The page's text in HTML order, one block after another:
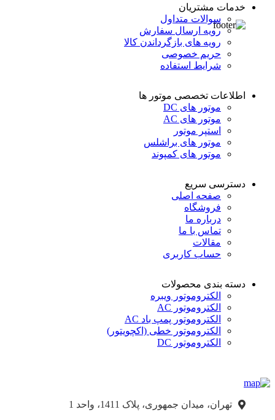
خدمات مشتریان
سوالات متداول
رویه ارسال سفارش
رویه های بازگرداندن کالا
حریم خصوصی
شرایط استفاده
اطلاعات تخصصی موتور ها
موتور های DC
موتور های AC
استپر موتور
موتور های براشلس
موتور های کمپوند
دسترسی سریع
صفحه اصلی
فروشگاه
درباره ما
تماس با ما
مقالات
حساب کاربری
دسته بندی محصولات
الکتروموتور ویبره
الکتروموتور AC
الکتروموتور پمپ باد AC
الکتروموتور خطی (اکچویتور)
الکتروموتور DC
تهران، میدان جمهوری، پلاک 1411، واحد 1